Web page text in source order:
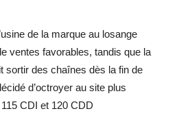
de la marque au losange
ventes favorables, tandis que la
sortir des chaînes dès la fin de
d’octroyer au site plus
CDI et 120 CDD